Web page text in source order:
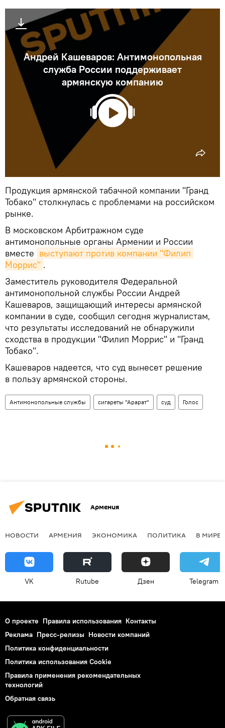
Андрей Кашеваров: Антимонопольная
служба России поддерживает
армянскую компанию
Продукция армянской табачной компании "Гранд
Тобако" столкнулась с проблемами на российском
рынке.
В московском Арбитражном суде
антимонопольные органы Армении и России
вместе выступают против компании "Филип
Моррис" .
Заместитель руководителя Федеральной
антимонопольной службы России Андрей
Кашеваров, защищающий интересы армянской
компании в суде, сообщил сегодня журналистам,
что результаты исследований не обнаружили
сходства в продукции "Филип Моррис" и "Гранд
Тобако".
Кашеваров надеется, что суд вынесет решение
в пользу армянской стороны.
Антимонопольные службы сигареты "Арарат" суд Голос
Армения
НОВОСТИ АРМЕНИЯ ЭКОНОМИКА ПОЛИТИКА В МИРЕ
VK Rutube Дзен Telegram
О проекте Правила использования Контакты
Реклама Пресс-релизы Новости компаний
Политика конфиденциальности
Политика использования Cookie
Правила применения рекомендательных
технологий
Обратная связь